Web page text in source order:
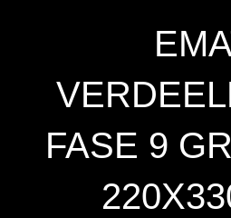
FASE 9